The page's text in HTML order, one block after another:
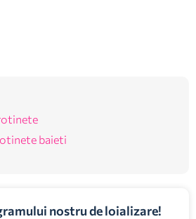
baieti
nostru de loializare!